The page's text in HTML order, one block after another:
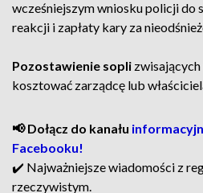
wcześniejszym wniosku policji do
reakcji i zapłaty kary za
Pozostawienie sopli
kosztować zarządcę lub
📢 Dołącz do kanału
Facebooku!
✔️ Najważniejsze wiadomości z
rzeczywistym.